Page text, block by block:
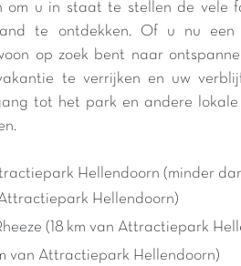
om u in staat te stellen de vele
te ontdekken. Of u nu een
op zoek bent naar
te verrijken en uw
tot het park en andere
Hellendoorn (minder
Attractiepark Hellendoorn)
(18 km van Attractiepark
van Attractiepark Hellendoorn)